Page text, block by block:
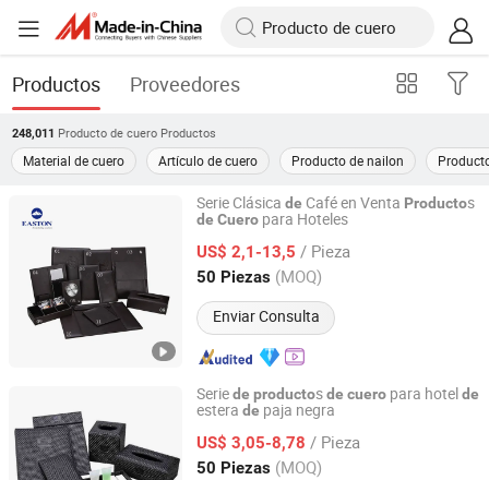
Productos Proveedores
248,011 Producto de cuero Productos
Material de cuero Artículo de cuero Producto de nailon
Serie Clásica de Café en Venta Productos
de Cuero para Hoteles
US$ 2,1-13,5 / Pieza
50 Piezas (MOQ)
Enviar Consulta
Easton Hotel Supplies Co., Ltd.
Guangdong, China Desde 2012
Seriede productosde cuero para hotelde
estera de paja negra
US$ 3,05-8,78 / Pieza
50 Piezas (MOQ)
Easton Hotel Supplies Co., Ltd.
Guangdong, China Desde 2012